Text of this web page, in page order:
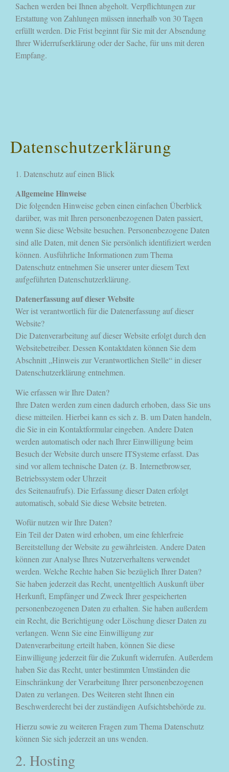
Sachen werden bei Ihnen abgeholt. Verpflichtungen zur
Erstattung von Zahlungen müssen innerhalb von 30 Tagen
erfüllt werden. Die Frist beginnt für Sie mit der Absendung
Ihrer Widerrufserklärung oder der Sache, für uns mit deren
Empfang.
Datenschutzerklärung
1. Datenschutz auf einen Blick
Allgemeine Hinweise
Die folgenden Hinweise geben einen einfachen Überblick
darüber, was mit Ihren personenbezogenen Daten passiert,
wenn Sie diese Website besuchen. Personenbezogene Daten
sind alle Daten, mit denen Sie persönlich identifiziert werden
können. Ausführliche Informationen zum Thema
Datenschutz entnehmen Sie unserer unter diesem Text
aufgeführten Datenschutzerklärung.
Datenerfassung auf dieser Website
Wer ist verantwortlich für die Datenerfassung auf dieser
Website?
Die Datenverarbeitung auf dieser Website erfolgt durch den
Websitebetreiber. Dessen Kontaktdaten können Sie dem
Abschnitt „Hinweis zur Verantwortlichen Stelle“ in dieser
Datenschutzerklärung entnehmen.
Wie erfassen wir Ihre Daten?
Ihre Daten werden zum einen dadurch erhoben, dass Sie uns
diese mitteilen. Hierbei kann es sich z. B. um Daten handeln,
die Sie in ein Kontaktformular eingeben. Andere Daten
werden automatisch oder nach Ihrer Einwilligung beim
Besuch der Website durch unsere ITSysteme erfasst. Das
sind vor allem technische Daten (z. B. Internetbrowser,
Betriebssystem oder Uhrzeit
des Seitenaufrufs). Die Erfassung dieser Daten erfolgt
automatisch, sobald Sie diese Website betreten.
Wofür nutzen wir Ihre Daten?
Ein Teil der Daten wird erhoben, um eine fehlerfreie
Bereitstellung der Website zu gewährleisten. Andere Daten
können zur Analyse Ihres Nutzerverhaltens verwendet
werden. Welche Rechte haben Sie bezüglich Ihrer Daten?
Sie haben jederzeit das Recht, unentgeltlich Auskunft über
Herkunft, Empfänger und Zweck Ihrer gespeicherten
personenbezogenen Daten zu erhalten. Sie haben außerdem
ein Recht, die Berichtigung oder Löschung dieser Daten zu
verlangen. Wenn Sie eine Einwilligung zur
Datenverarbeitung erteilt haben, können Sie diese
Einwilligung jederzeit für die Zukunft widerrufen. Außerdem
haben Sie das Recht, unter bestimmten Umständen die
Einschränkung der Verarbeitung Ihrer personenbezogenen
Daten zu verlangen. Des Weiteren steht Ihnen ein
Beschwerderecht bei der zuständigen Aufsichtsbehörde zu.
Hierzu sowie zu weiteren Fragen zum Thema Datenschutz
können Sie sich jederzeit an uns wenden.
2. Hosting